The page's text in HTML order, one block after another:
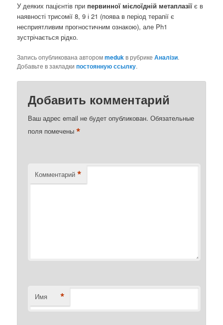
У деяких пацієнтів при первинної мієлоїдній метаплазіїє в
наявності трисомії 8, 9 і 21 (поява в період терапії є
несприятливим прогностичним ознакою), але Ph1
зустрічається рідко.
Запись опубликована авторомmedukв рубрикеАналізи.
Добавьте в закладкипостоянную ссылку.
Добавить комментарий
Ваш адрес email не будет опубликован. Обязательные
поля помечены*
Комментарий *
Имя *